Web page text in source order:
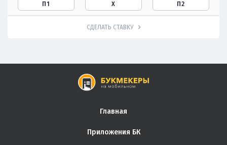
П1 Х П2
СДЕЛАТЬ СТАВКУ
Главная
Приложения БК